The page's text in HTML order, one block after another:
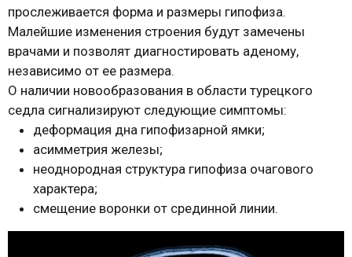
прослеживается форма и размеры гипофиза.
Малейшие изменения строения будут замечены
врачами и позволят диагностировать аденому,
независимо от ее размера.
О наличии новообразования в области турецкого
седла сигнализируют следующие симптомы:
деформация дна гипофизарной ямки;
асимметрия железы;
неоднородная структура гипофиза очагового
характера;
смещение воронки от срединной линии.